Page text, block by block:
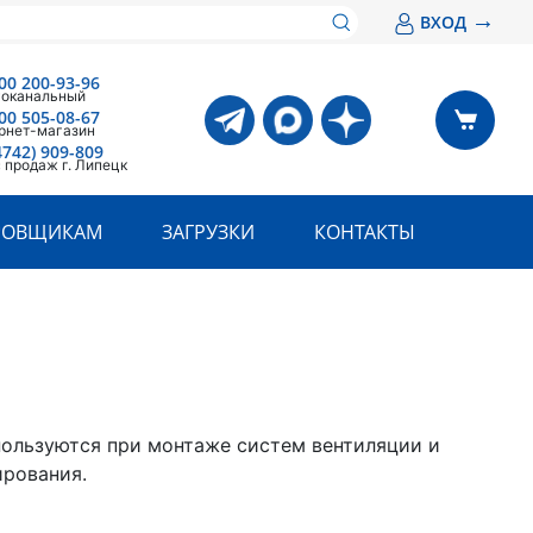
ВХОД →
200-93-96
505-08-67
магазин
909-809
г. Липецк
ЗАГРУЗКИ КОНТАКТЫ
при монтаже систем вентиляции и